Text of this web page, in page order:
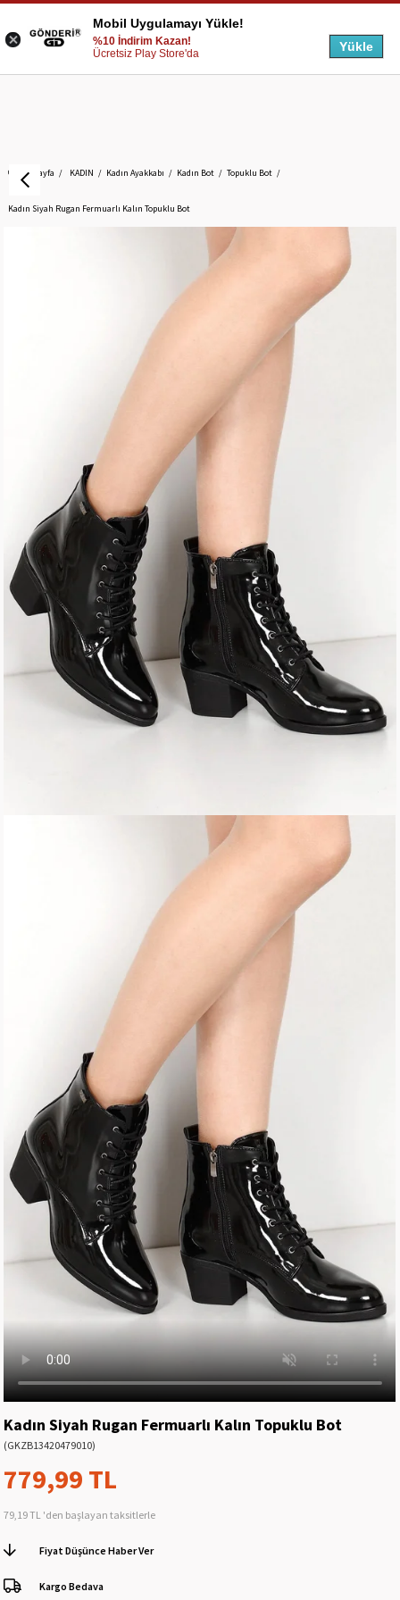
Anasayfa KADIN Kadın Ayakkabı Kadın Bot Topuklu Bot
Kadın Siyah Rugan Fermuarlı Kalın Topuklu Bot
Kadın Siyah Rugan Fermuarlı Kalın Topuklu Bot
(GKZB13420479010)
779,99 TL
79,19 TL 'den başlayan taksitlerle
Fiyat Düşünce Haber Ver
Kargo Bedava
Mobil Uygulamayı Yükle!
%10 İndirim Kazan!
Ücretsiz Play Store'da
Yükle